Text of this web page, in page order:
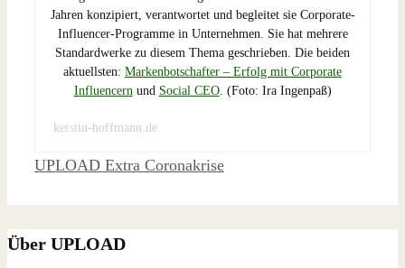
Jahren konzipiert, verantwortet und begleitet sie Corporate-
Influencer-Programme in Unternehmen. Sie hat mehrere
Standardwerke zu diesem Thema geschrieben. Die beiden
aktuellsten: Markenbotschafter – Erfolg mit Corporate
Influencernund Social CEO. (Foto: Ira Ingenpaß)
kerstin-hoffmann.de
Schlagwörter
UPLOAD Extra Coronakrise
Über UPLOAD